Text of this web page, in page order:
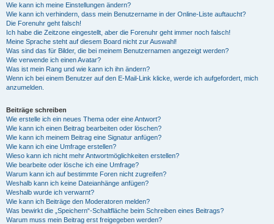
Wie kann ich meine Einstellungen ändern?
Wie kann ich verhindern, dass mein Benutzername in der Online-Liste auftaucht?
Die Forenuhr geht falsch!
Ich habe die Zeitzone eingestellt, aber die Forenuhr geht immer noch falsch!
Meine Sprache steht auf diesem Board nicht zur Auswahl!
Was sind das für Bilder, die bei meinem Benutzernamen angezeigt werden?
Wie verwende ich einen Avatar?
Was ist mein Rang und wie kann ich ihn ändern?
Wenn ich bei einem Benutzer auf den E-Mail-Link klicke, werde ich aufgefordert, mich
anzumelden.
Beiträge schreiben
Wie erstelle ich ein neues Thema oder eine Antwort?
Wie kann ich einen Beitrag bearbeiten oder löschen?
Wie kann ich meinem Beitrag eine Signatur anfügen?
Wie kann ich eine Umfrage erstellen?
Wieso kann ich nicht mehr Antwortmöglichkeiten erstellen?
Wie bearbeite oder lösche ich eine Umfrage?
Warum kann ich auf bestimmte Foren nicht zugreifen?
Weshalb kann ich keine Dateianhänge anfügen?
Weshalb wurde ich verwarnt?
Wie kann ich Beiträge den Moderatoren melden?
Was bewirkt die „Speichern“-Schaltfläche beim Schreiben eines Beitrags?
Warum muss mein Beitrag erst freigegeben werden?